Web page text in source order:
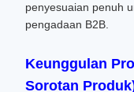
penyesuaian penuh
pengadaan B2B.
Keunggulan
Sorotan